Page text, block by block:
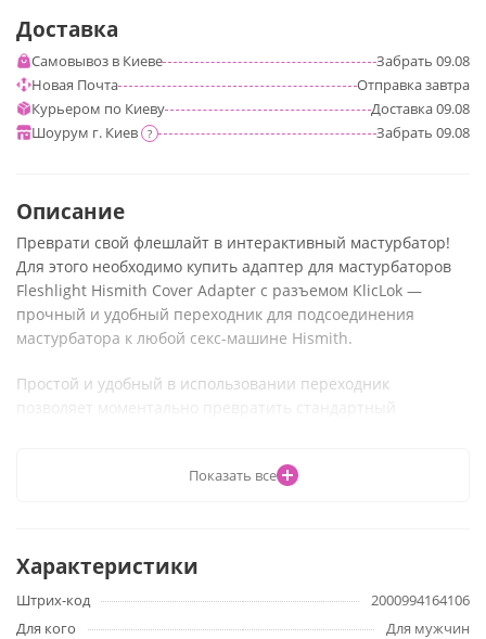
Доставка
Самовывоз в Киеве Забрать 09.08
Новая Почта
Отправказавтра
Курьером по Киеву
Доставка09.08
Шоурум г. Киев
? Забрать 09.08
Описание
Преврати свой флешлайт в интерактивный мастурбатор!
Для этого необходимо купить адаптер для мастурбаторов
Fleshlight Hismith Cover Adapter с разъемом KlicLok —
прочный и удобный переходник для подсоединения
мастурбатора к любой секс-машине Hismith.
Простой и удобный в использовании переходник
позволяет моментально превратить стандартный
разъемом KlicLok изготовлен из алюминиевого сплава
заменить нижнюю крышку с вашего мастурбатора на
адаптер для мастурбаторов Fleshlight Hismith Cover
Adapter. Готово! Система KlicLok позволит закрепить
Показать все
Характеристики
Штрих-код
2000994164106
Для кого
Для мужчин